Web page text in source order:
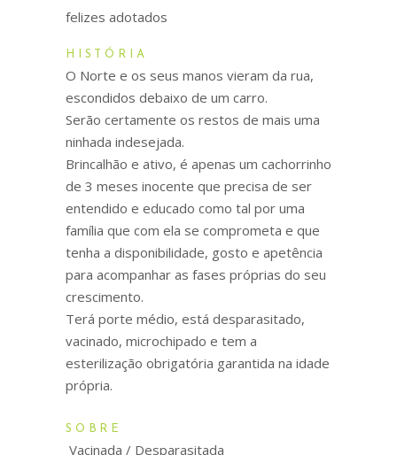
felizes adotados
HISTÓRIA
O Norte e os seus manos vieram da rua,
escondidos debaixo de um carro.
Serão certamente os restos de mais uma
ninhada indesejada.
Brincalhão e ativo, é apenas um cachorrinho
de 3 meses inocente que precisa de ser
entendido e educado como tal por uma
família que com ela se comprometa e que
tenha a disponibilidade, gosto e apetência
para acompanhar as fases próprias do seu
crescimento.
Terá porte médio, está desparasitado,
vacinado, microchipado e tem a
esterilização obrigatória garantida na idade
própria.
SOBRE
Vacinada / Desparasitada